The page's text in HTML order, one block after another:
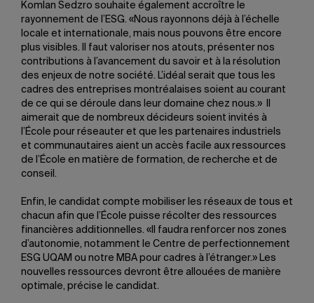
Komlan Sedzro souhaite également accroître le
rayonnement de l’ESG. «Nous rayonnons déjà à l’échelle
locale et internationale, mais nous pouvons être encore
plus visibles. Il faut valoriser nos atouts, présenter nos
contributions à l’avancement du savoir et à la résolution
des enjeux de notre société. L’idéal serait que tous les
cadres des entreprises montréalaises soient au courant
de ce qui se déroule dans leur domaine chez nous.» Il
aimerait que de nombreux décideurs soient invités à
l’École pour réseauter et que les partenaires industriels
et communautaires aient un accès facile aux ressources
de l’École en matière de formation, de recherche et de
conseil.
Enfin, le candidat compte mobiliser les réseaux de tous et
chacun afin que l’École puisse récolter des ressources
financières additionnelles. «Il faudra renforcer nos zones
d’autonomie, notamment le Centre de perfectionnement
ESG UQAM ou notre MBA pour cadres à l’étranger.» Les
nouvelles ressources devront être allouées de manière
optimale, précise le candidat.